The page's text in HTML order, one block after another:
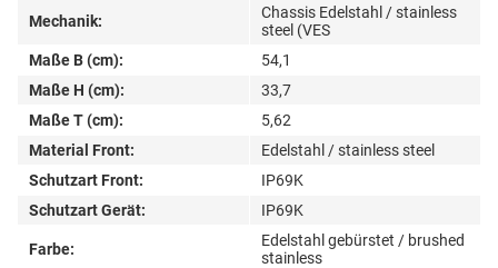
Mechanik:
Chassis Edelstahl / stainless
steel (VES
Maße B (cm):
54,1
Maße H (cm):
33,7
Maße T (cm):
5,62
Material Front:
Edelstahl / stainless steel
Schutzart Front:
IP69K
Schutzart Gerät:
IP69K
Farbe:
Edelstahl gebürstet / brushed
stainless